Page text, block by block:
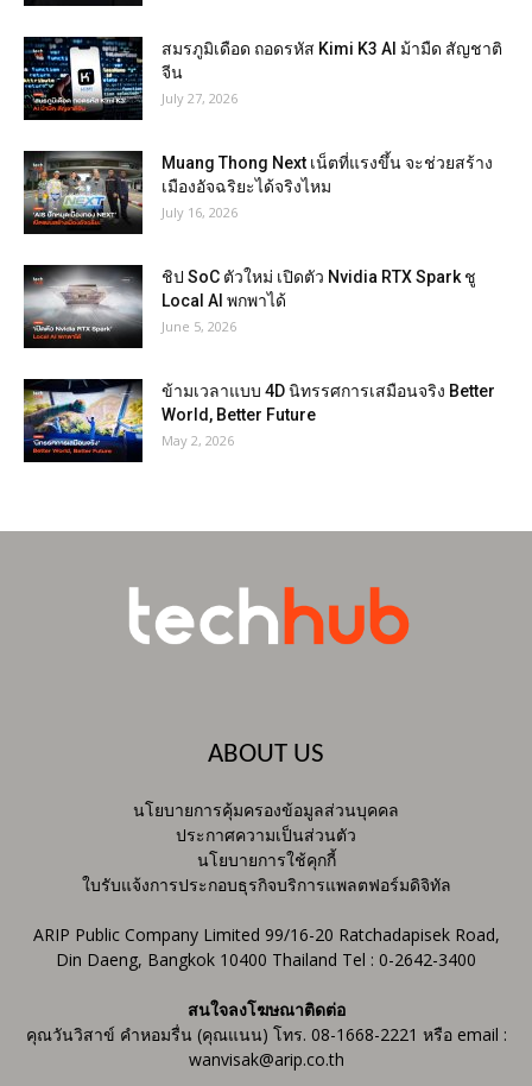
สมรภูมิเดือด ถอดรหัส Kimi K3 AI ม้ามืด สัญชาติ
จีน
July 27, 2026
Muang Thong Next เน็ตที่แรงขึ้น จะช่วยสร้าง
เมืองอัจฉริยะได้จริงไหม
July 16, 2026
ชิป SoC ตัวใหม่ เปิดตัว Nvidia RTX Spark ชู
Local AI พกพาได้
June 5, 2026
ข้ามเวลาแบบ 4D นิทรรศการเสมือนจริง Better
World, Better Future
May 2, 2026
ABOUT US
นโยบายการคุ้มครองข้อมูลส่วนบุคคล
ประกาศความเป็นส่วนตัว
นโยบายการใช้คุกกี้
ใบรับแจ้งการประกอบธุรกิจบริการแพลตฟอร์มดิจิทัล
ARIP Public Company Limited 99/16-20 Ratchadapisek Road,
Din Daeng, Bangkok 10400 Thailand Tel : 0-2642-3400
สนใจลงโฆษณาติดต่อ
คุณวันวิสาข์ คำหอมรื่น (คุณแนน) โทร. 08-1668-2221 หรือ email :
wanvisak@arip.co.th